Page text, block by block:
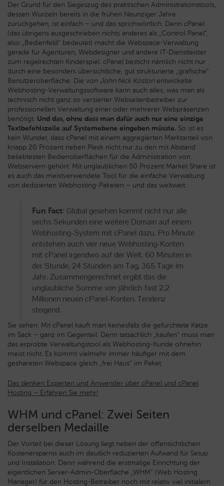
Der Grund für den Siegeszug des praktischen Administrationstools,
dessen Wurzeln bereits in die frühen Neunziger Jahre
zurückgehen, ist einfach – und das sprichwörtlich. Denn cPanel
(das übrigens ausgeschrieben nichts anderes als „Control Panel“,
also „Bedienfeld“ bedeutet) macht die Webspace-Verwaltung
gerade für Agenturen, Webdesigner und andere IT-Dienstleister
zum regelrechten Kinderspiel. cPanel besticht nämlich nicht nur
durch eine besonders übersichtliche, gut strukturierte „grafische“
Benutzeroberfläche. Die von John Nick Kostonentwickelte
Webhosting-Verwaltungssoftware kann auch alles, was man als
technisch nicht ganz so versierter Webseitenbetreiber zur
professionellen Verwaltung einer oder mehrerer Webpräsenzen
benötigt. Und das, ohne dass man dafür auch nur eine einzige
Textbefehlszeile auf Systemebene eingeben müsste. So ist es
kein Wunder, dass cPanel mit einem aggregierten Marktanteil von
knapp 20 Prozent neben Plesk nicht nur zu den mit Abstand
beliebtesten Bedienoberflächen für die Administration von
Webservern gehört. Mit unglaublichen 50 Prozent Market Share ist
es auch das meistverwendete Tool für die einfache Verwaltung
von dedizierten Webhosting-Paketen – und das weltweit.
Fun Fact: Global gesehen kommt nicht nur alle
sechs Sekunden eine weitere Domain auf einem
Webhosting-System mit cPanel dazu. Pro Minute
entstehen auch vier neue Webhosting-Konten
mit cPanel irgendwo auf der Welt. 60 Minuten in
der Stunde, 24 Stunden am Tag, 365 Tage im
Jahr. Zusammengerechnet ergibt das die
unglaubliche Summe von jährlich fast 2,2
Millionen neuen cPanel-Konten. Tendenz
steigend.
Sie sehen: Mit cPanel kauft man keinesfalls die gefürchtete Katze
im Sack – ganz im Gegenteil. Denn tatsächlich „kaufen“ muss man
das erprobte Verwaltungstool als Webhosting-Kunde ohnehin
meist nicht. Es kommt vielmehr immer häufiger mit dem
geshareten Webspace gleich „frei Haus“ im Paket.
Das denken Experten und Anwender über cPanel und cPanel
Hosting – Erfahren Sie mehr!
WHM und cPanel: Zwei Seiten
derselben Medaille
Der Vorteil bei dieser Lösung liegt neben der offensichtlichen
Kostenersparnis auch im deutlich reduzierten Aufwand für Setup
und Installation. Denn während die erstmalige Einrichtung der
eigentlichen Server-Admin-Oberfläche „WHM“ (Web Hosting
Manager) für den Hosting-Betreiber noch mit relativ viel initialem